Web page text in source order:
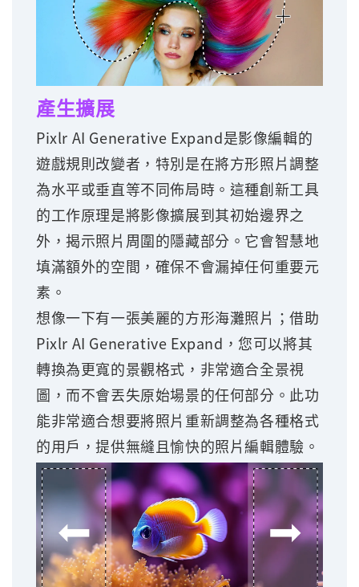
產生擴展
Pixlr AI Generative Expand是影像編輯的
遊戲規則改變者，特別是在將方形照片調整
為水平或垂直等不同佈局時。這種創新工具
的工作原理是將影像擴展到其初始邊界之
外，揭示照片周圍的隱藏部分。它會智慧地
填滿額外的空間，確保不會漏掉任何重要元
素。
想像一下有一張美麗的方形海灘照片；借助
Pixlr AI Generative Expand，您可以將其
轉換為更寬的景觀格式，非常適合全景視
圖，而不會丟失原始場景的任何部分。此功
能非常適合想要將照片重新調整為各種格式
的用戶，提供無縫且愉快的照片編輯體驗。